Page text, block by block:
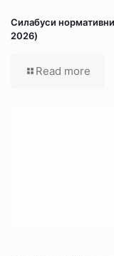
Силабуси
2026)
Read more